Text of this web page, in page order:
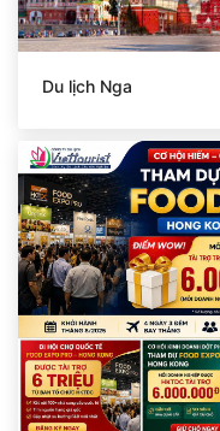
Du lịch Nga